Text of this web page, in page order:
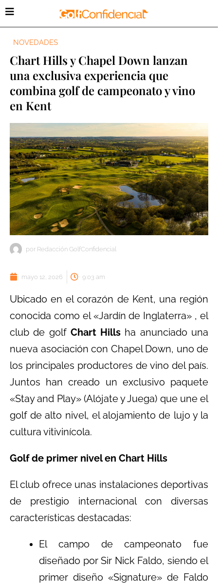
NOVEDADES
Chart Hills y Chapel Down lanzan
una exclusiva experiencia que
combina golf de campeonato y vino
en Kent
por Redacción GolfConfidencial
mayo 12, 2026 9:03 am
Ubicado en el corazón de Kent, una región
conocida como el «Jardín de Inglaterra» , el
club de golf Chart Hills ha anunciado una
nueva asociación con Chapel Down, uno de
los principales productores de vino del país.
Juntos han creado un exclusivo paquete
«Stay and Play» (Alójate y Juega) que une el
golf de alto nivel, el alojamiento de lujo y la
cultura vitivinícola.
Golf de primer nivel en Chart Hills
El club ofrece unas instalaciones deportivas
de prestigio internacional con diversas
características destacadas:
El campo de campeonato fue
diseñado por Sir Nick Faldo, siendo el
primer diseño «Signature» de Faldo